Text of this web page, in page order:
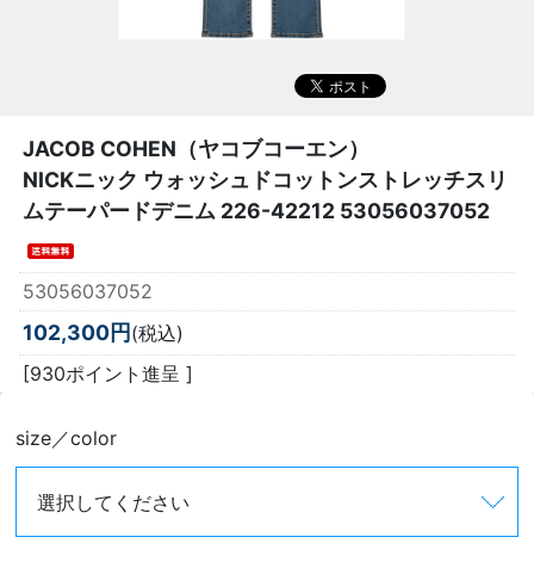
JACOB COHEN（ヤコブコーエン）
NICKニック ウォッシュドコットンストレッチスリ
ムテーパードデニム 226-42212 53056037052
53056037052
102,300円(税込)
[930ポイント進呈 ]
size／color